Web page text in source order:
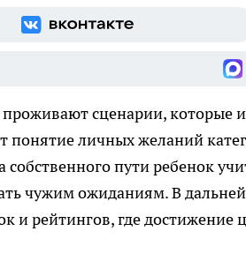
сценарии, которые
понятие личных желаний
собственного пути ребенок
чужим ожиданиям. В
и рейтингов, где достижение